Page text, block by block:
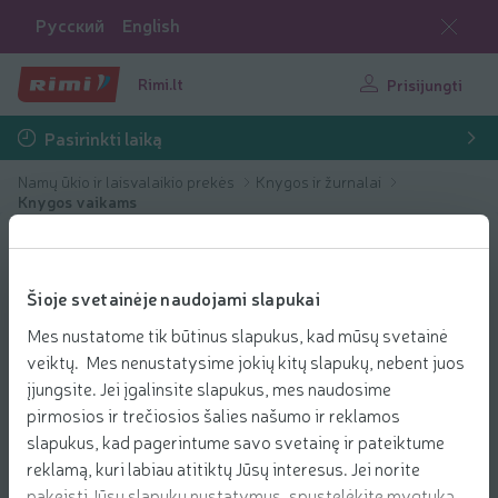
Šioje svetainėje naudojami slapukai
Mes nustatome tik būtinus slapukus, kad mūsų svetainė
veiktų. Mes nenustatysime jokių kitų slapukų, nebent juos
įjungsite. Jei įgalinsite slapukus, mes naudosime
pirmosios ir trečiosios šalies našumo ir reklamos
slapukus, kad pagerintume savo svetainę ir pateiktume
reklamą, kuri labiau atitiktų Jūsų interesus. Jei norite
Русский English
Rimi.lt Prisijungti
Pasirinkti laiką
Namų ūkio ir laisvalaikio prekės
Knygos ir žurnalai
Knygos vaikams